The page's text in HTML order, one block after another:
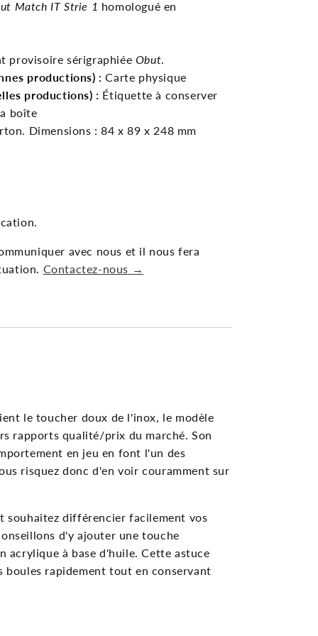
Match IT Strie 1 homologué en
provisoire sérigraphiée Obut.
productions) : Carte physique
productions) : Étiquette à conserver
boîte
Dimensions : 84 x 89 x 248 mm
avec nous et il nous fera
Contactez-nous →
le toucher doux de l'inox, le modèle
rapports qualité/prix du marché. Son
en jeu en font l'un des
risquez donc d'en voir couramment sur
souhaitez différencier facilement vos
d'y ajouter une touche
acrylique à base d'huile. Cette astuce
rapidement tout en conservant